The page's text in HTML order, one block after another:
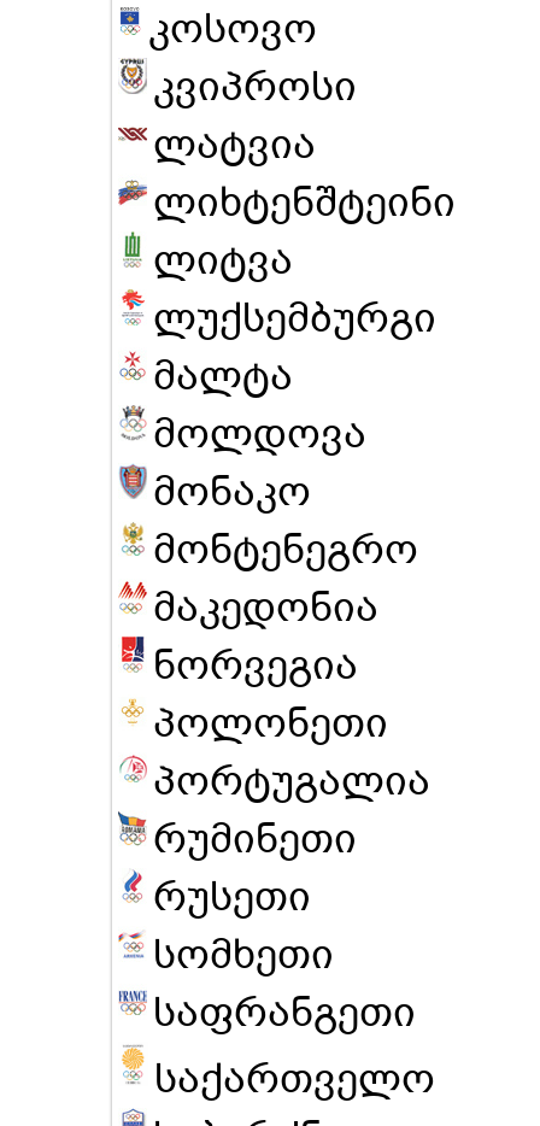
კოსოვო
კვიპროსი
ლატვია
ლიხტენშტეინი
ლიტვა
ლუქსემბურგი
მალტა
მოლდოვა
მონაკო
მონტენეგრო
მაკედონია
ნორვეგია
პოლონეთი
პორტუგალია
რუმინეთი
რუსეთი
სომხეთი
საფრანგეთი
საქართველო